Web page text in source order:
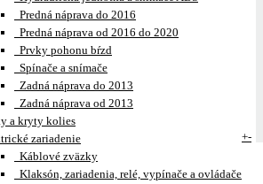
Predná náprava do 2016
Predná náprava od 2016 do 2020
Prvky pohonu bŕzd
Spínače a snímače
Zadná náprava do 2013
Zadná náprava od 2013
a kryty kolies
zariadenie
+-
Káblové zväzky
Klaksón, zariadenia, relé, vypínače a ovládače